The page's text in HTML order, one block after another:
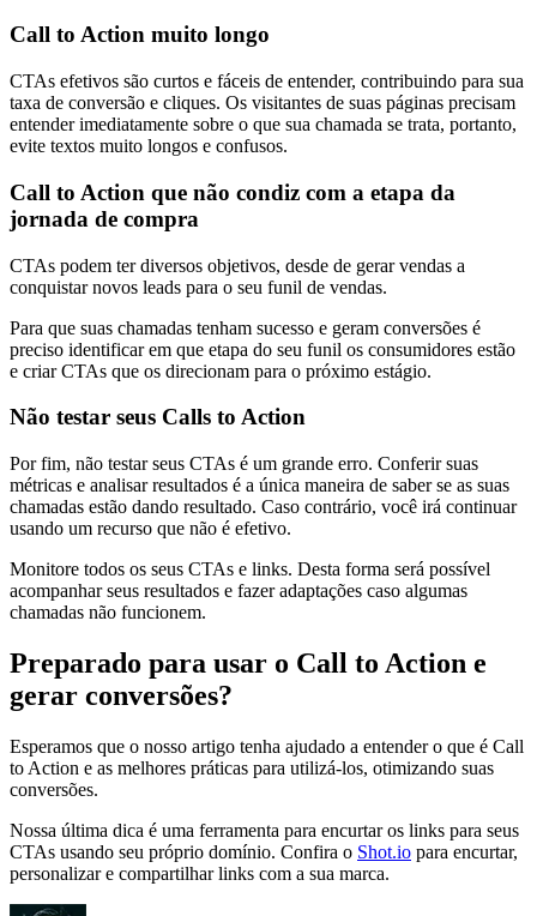
Call to Action muito longo
CTAs efetivos são curtos e fáceis de entender, contribuindo para sua
taxa de conversão e cliques. Os visitantes de suas páginas precisam
entender imediatamente sobre o que sua chamada se trata, portanto,
evite textos muito longos e confusos.
Call to Action que não condiz com a etapa da
jornada de compra
CTAs podem ter diversos objetivos, desde de gerar vendas a
conquistar novos leads para o seu funil de vendas.
Para que suas chamadas tenham sucesso e geram conversões é
preciso identificar em que etapa do seu funil os consumidores estão
e criar CTAs que os direcionam para o próximo estágio.
Não testar seus Calls to Action
Por fim, não testar seus CTAs é um grande erro. Conferir suas
métricas e analisar resultados é a única maneira de saber se as suas
chamadas estão dando resultado. Caso contrário, você irá continuar
usando um recurso que não é efetivo.
Monitore todos os seus CTAs e links. Desta forma será possível
acompanhar seus resultados e fazer adaptações caso algumas
chamadas não funcionem.
Preparado para usar o Call to Action e
gerar conversões?
Esperamos que o nosso artigo tenha ajudado a entender o que é Call
to Action e as melhores práticas para utilizá-los, otimizando suas
conversões.
Nossa última dica é uma ferramenta para encurtar os links para seus
CTAs usando seu próprio domínio. Confira o Shot.io para encurtar,
personalizar e compartilhar links com a sua marca.